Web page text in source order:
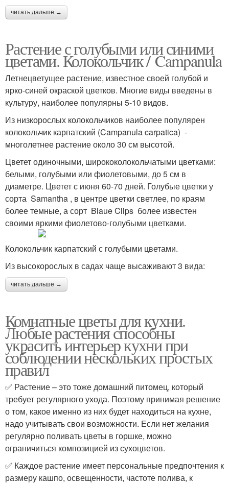
читать дальше →
Растение с голубыми или синими
цветами. Колокольчик / Campanula
Летнецветущее растение, известное своей голубой и
ярко-синей окраской цветков. Многие виды введены в
культуру, наиболее популярны 5-10 видов.
Из низкорослых колокольчиков наиболее популярен
колокольчик карпатский (Campanula carpatica) -
многолетнее растение около 30 см высотой.
Цветет одиночными, ширококолокольчатыми цветками:
белыми, голубыми или фиолетовыми, до 5 см в
диаметре. Цветет с июня 60-70 дней. Голубые цветки у
сорта Samantha , в центре цветки светлее, по краям
более темные, а сорт Blaue Clips более известен
своими яркими фиолетово-голубыми цветками.
Колокольчик карпатский с голубыми цветами.
Из высокорослых в садах чаще высаживают 3 вида:
читать дальше →
Комнатные цветы для кухни.
Любые растения способны
украсить интерьер кухни при
соблюдении нескольких простых
правил
✅ Растение – это тоже домашний питомец, который
требует регулярного ухода. Поэтому принимая решение
о том, какое именно из них будет находиться на кухне,
надо учитывать свои возможности. Если нет желания
регулярно поливать цветы в горшке, можно
ограничиться композицией из сухоцветов.
✅ Каждое растение имеет персональные предпочтения к
размеру кашпо, освещенности, частоте полива, к